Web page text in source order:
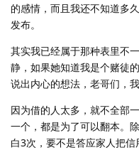
的感情，而且我还不知道多
发布。
其实我已经属于那种表里不
静，如果她知道我是个赌徒
说出内心的想法，老哥们，我
因为借的人太多，就不全部
一个，都是为了可以翻本。
白3次，要不是答应家人把信